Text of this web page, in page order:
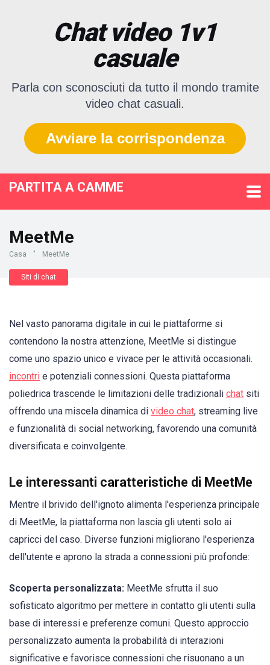
Chat video 1v1
casuale
Parla con sconosciuti da tutto il mondo tramite
video chat casuali.
Avviare la corrispondenza
PARTITA A CAMME
MeetMe
Casa " MeetMe
Siti di chat
Nel vasto panorama digitale in cui le piattaforme si
contendono la nostra attenzione, MeetMe si distingue
come uno spazio unico e vivace per le attività occasionali.
incontri e potenziali connessioni. Questa piattaforma
poliedrica trascende le limitazioni delle tradizionali chat siti
offrendo una miscela dinamica di video chat, streaming live
e funzionalità di social networking, favorendo una comunità
diversificata e coinvolgente.
Le interessanti caratteristiche di MeetMe
Mentre il brivido dell'ignoto alimenta l'esperienza principale
di MeetMe, la piattaforma non lascia gli utenti solo ai
capricci del caso. Diverse funzioni migliorano l'esperienza
dell'utente e aprono la strada a connessioni più profonde:
Scoperta personalizzata: MeetMe sfrutta il suo
sofisticato algoritmo per mettere in contatto gli utenti sulla
base di interessi e preferenze comuni. Questo approccio
personalizzato aumenta la probabilità di interazioni
significative e favorisce connessioni che risuonano a un